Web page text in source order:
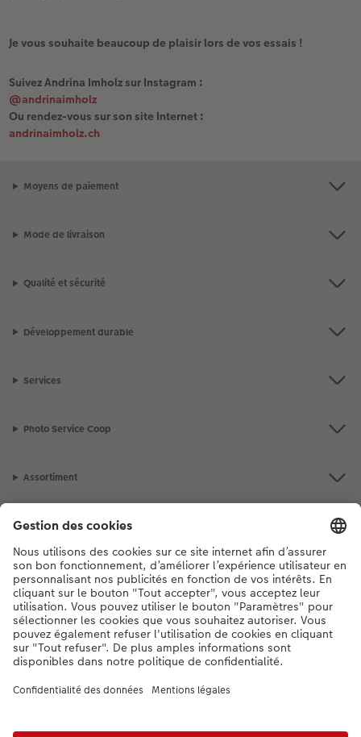
Je vous souhaite beaucoup de plaisir lors de vos essais !
Suivez Andrina Imholz sur Instagram :
@andrinaimholz
Ou rendez-vous sur son site Internet :
andrinaimholz.ch
Moyens de paiement
Mode de livraison
Qualité et sécurité
Développement durable
Services
Photo Service Coop
Assortiment
Notre sélection
Si vous avez des questions concernant nos produits ou votre commande,
n'hésitez pas à nous contacter du lundi au dimanche, de 9h00 à 20h00
(hors jours fériés), au numéro de téléphone 044 499 10 37• 7j/7 • de 9h à
20h
DE|FR|IT
conformément auxtarifs.Le produit présenté a éventuellement un prix plus élevé.